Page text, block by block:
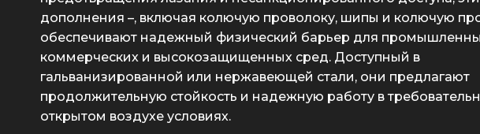
дополнения –, включая колючую проволоку, шипы и колючую
обеспечивают надежный физический барьер для
коммерческих и высокозащищенных сред. Доступный в
гальванизированной или нержавеющей стали, они предлагают
продолжительную стойкость и надежную работу в
открытом воздухе условиях.